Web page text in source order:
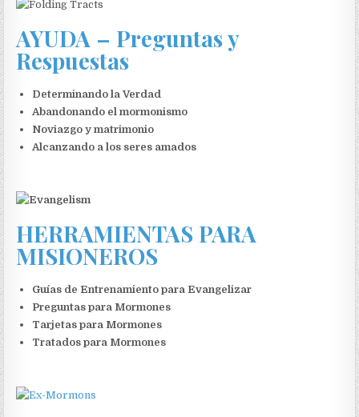
AYUDA – Preguntas y
Respuestas
Determinando la Verdad
Abandonando el mormonismo
Noviazgo y matrimonio
Alcanzando a los seres amados
HERRAMIENTAS PARA
MISIONEROS
Guías de Entrenamiento para Evangelizar
Preguntas para Mormones
Tarjetas para Mormones
Tratados para Mormones